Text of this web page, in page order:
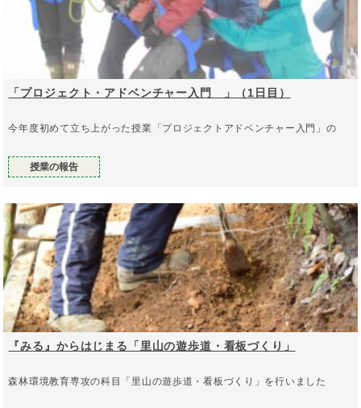
「プロジェクト・アドベンチャー入門 」（1日目）
今年度初めて立ち上がった授業「プロジェクトアドベンチャー入門」の
授業の報告
『みる』からはじまる「里山の遊歩道・看板づくり」
森林環境教育専攻の科目「里山の遊歩道・看板づくり」を行いました